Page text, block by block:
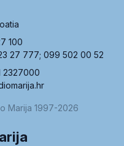
100
27 777; 099 502 00 52
2327000
Marija 1997-2026